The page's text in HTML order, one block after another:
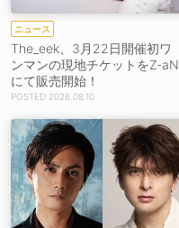
ニュース
The_eek、3月22日開催初ワ
ンマンの現地チケットをZ-aN
にて販売開始！
2026.08.10